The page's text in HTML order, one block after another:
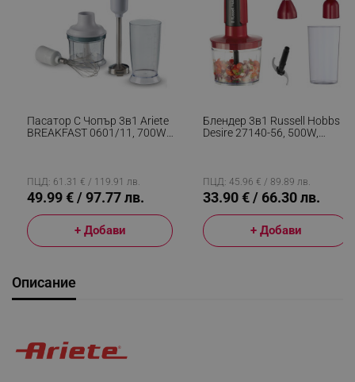
Пасатор С Чопър 3в1 Ariete
BREAKFAST 0601/11, 700W,
ПЦД: 61.31 € / 119.91 лв.
49.99 € / 97.77 лв.
+ Добави
Блендер 3в1 Russell Hobbs
Desire 27140-56, 500W,
ПЦД: 45.96 € / 89.89 лв.
33.90 € / 66.30 лв.
+ Добави
Описание